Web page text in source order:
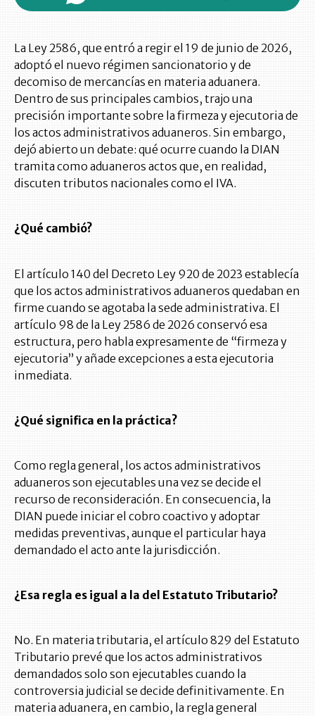
La Ley 2586, que entró a regir el 19 de junio de 2026,
adoptó el nuevo régimen sancionatorio y de
decomiso de mercancías en materia aduanera.
Dentro de sus principales cambios, trajo una
precisión importante sobre la firmeza y ejecutoria de
los actos administrativos aduaneros. Sin embargo,
dejó abierto un debate: qué ocurre cuando la DIAN
tramita como aduaneros actos que, en realidad,
discuten tributos nacionales como el IVA.
¿Qué cambió?
El artículo 140 del Decreto Ley 920 de 2023 establecía
que los actos administrativos aduaneros quedaban en
firme cuando se agotaba la sede administrativa. El
artículo 98 de la Ley 2586 de 2026 conservó esa
estructura, pero habla expresamente de “firmeza y
ejecutoria” y añade excepciones a esta ejecutoria
inmediata.
¿Qué significa en la práctica?
Como regla general, los actos administrativos
aduaneros son ejecutables una vez se decide el
recurso de reconsideración. En consecuencia, la
DIAN puede iniciar el cobro coactivo y adoptar
medidas preventivas, aunque el particular haya
demandado el acto ante la jurisdicción.
¿Esa regla es igual a la del Estatuto Tributario?
No. En materia tributaria, el artículo 829 del Estatuto
Tributario prevé que los actos administrativos
demandados solo son ejecutables cuando la
controversia judicial se decide definitivamente. En
materia aduanera, en cambio, la regla general